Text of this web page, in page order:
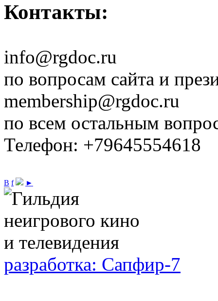
Контакты:
info@rgdoc.ru
по вопросам сайта и
membership@rgdoc.ru
по всем остальным
Телефон: +79645554618
В f ►
разработка: Сапфир-7